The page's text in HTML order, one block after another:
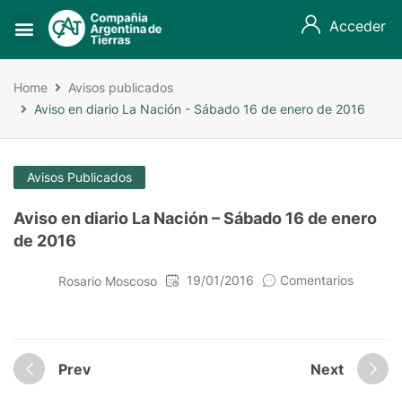
Acceder
Home
Avisos publicados
Aviso en diario La Nación - Sábado 16 de enero de 2016
Avisos Publicados
Aviso en diario La Nación – Sábado 16 de enero
de 2016
Rosario Moscoso 19/01/2016 Comentarios
Prev Next